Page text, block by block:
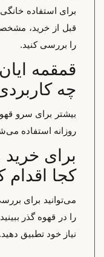
برای استفاده
قبل از خرید،
را بررسی کنید.
چه
بیشتر برای سرو
روزانه استفاده
برای خرید
کجا اقدام
می‌توانید برای
را در قهوه گذر
نیاز خود تطبیق دهید.